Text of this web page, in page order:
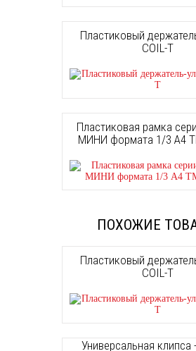
Пластиковый
COIL-T
Пластиковая рамка
МИНИ формата 1/3 А4
ПОХОЖИЕ
Пластиковый
COIL-T
Универсальная клипса